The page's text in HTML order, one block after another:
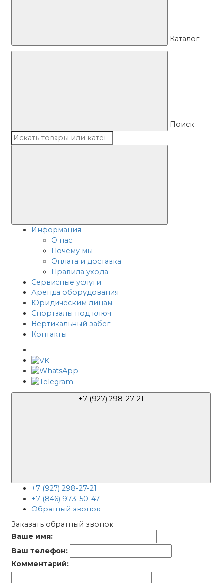
Каталог
Поиск
Информация
О нас
Почему мы
Оплата и доставка
Правила ухода
Сервисные услуги
Аренда оборудования
Юридическим лицам
Спортзалы под ключ
Вертикальный забег
Контакты
+7 (927) 298-27-21
+7 (846) 973-50-47
Обратный звонок
Заказать обратный звонок
Ваше имя:
Ваш телефон:
Комментарий: